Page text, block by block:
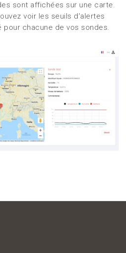
sont affichées sur une carte.
voir les seuils d'alertes
pour chacune de vos sondes.